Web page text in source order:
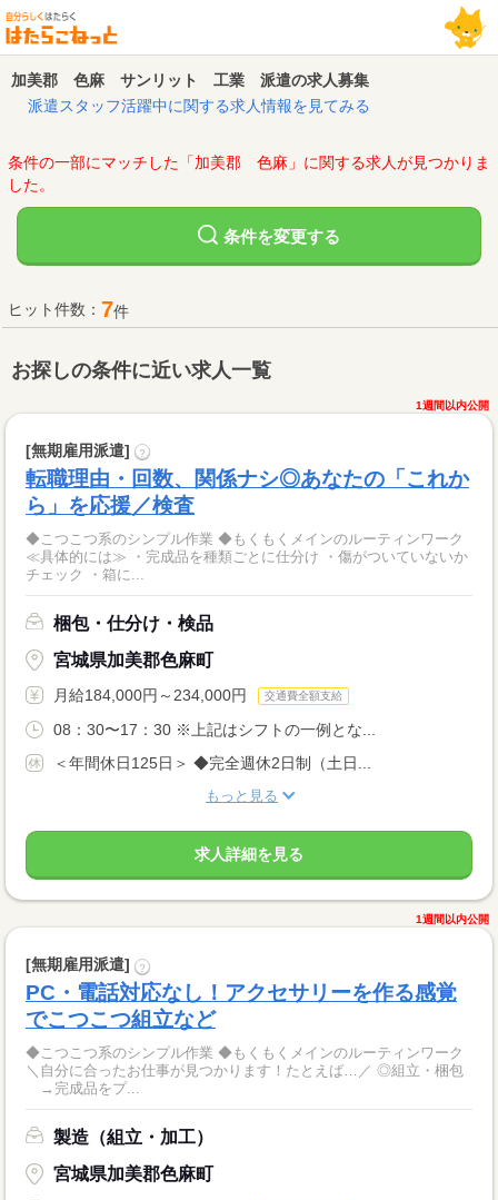
加美郡 色麻 サンリット 工業 派遣の求人募集
派遣スタッフ活躍中に関する求人情報を見てみる
条件の一部にマッチした「加美郡 色麻」に関する求人が見つかりま
した。
条件を変更する
ヒット件数： 7件
お探しの条件に近い求人一覧
1週間以内公開
[無期雇用派遣] ?
転職理由・回数、関係ナシ◎あなたの「これか
ら」を応援／検査
◆こつこつ系のシンプル作業 ◆もくもくメインのルーティンワーク
≪具体的には≫ ・完成品を種類ごとに仕分け ・傷がついていないか
チェック ・箱に...
梱包・仕分け・検品
宮城県加美郡色麻町
月給184,000円～234,000円 交通費全額支給
08：30〜17：30 ※上記はシフトの一例とな...
＜年間休日125日＞ ◆完全週休2日制（土日...
もっと見る
求人詳細を見る
1週間以内公開
[無期雇用派遣] ?
PC・電話対応なし！アクセサリーを作る感覚
でこつこつ組立など
◆こつこつ系のシンプル作業 ◆もくもくメインのルーティンワーク
＼自分に合ったお仕事が見つかります！たとえば…／ ◎組立・梱包
→完成品をプ...
製造（組立・加工）
宮城県加美郡色麻町